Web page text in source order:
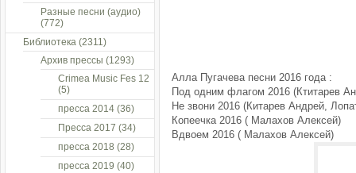
Алла Пугачева песни 2016 года :
Под одним флагом 2016 (Ктитарев
Не звони 2016 (Китарев Андрей,
Копеечка 2016 ( Малахов Алексей)
Вдвоем 2016 ( Малахов Алексей)
Разные песни (аудио)
(772)
Библиотека (2311)
Архив прессы (1293)
Crimea Music Fes 12
(5)
пресса 2014 (36)
Пресса 2017 (34)
пресса 2018 (28)
пресса 2019 (40)